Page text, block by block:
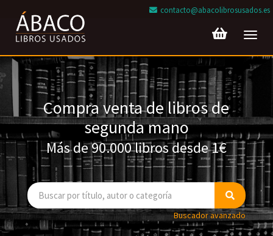
contacto@abacolibrosusados.es
Compra venta de libros de
segunda mano
Más de 90.000 libros desde 1€
Buscador avanzado